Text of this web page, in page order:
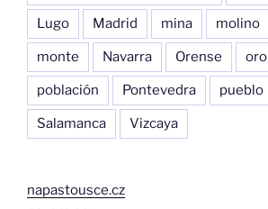
Lugo Madrid mina molino
monte Navarra Orense oro
población Pontevedra pueblo
Salamanca Vizcaya
napastousce.cz